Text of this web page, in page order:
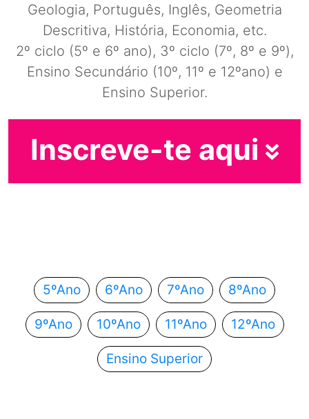
Geologia, Português, Inglês, Geometria
Descritiva, História, Economia, etc.
2º ciclo (5º e 6º ano), 3º ciclo (7º, 8º e 9º),
Ensino Secundário (10º, 11º e 12ºano) e
Ensino Superior.
Inscreve-te aqui
5ºAno 6ºAno 7ºAno 8ºAno
9ºAno 10ºAno 11ºAno 12ºAno
Ensino Superior